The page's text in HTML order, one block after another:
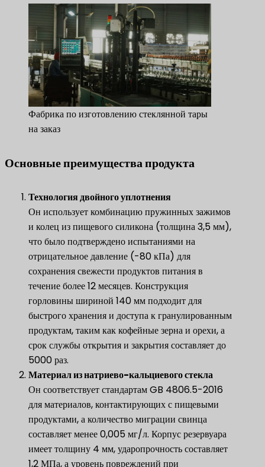
Фабрика по изготовлению стеклянной тары
на заказ
Основные преимущества продукта
Технология двойного уплотнения
Он использует комбинацию пружинных зажимов
и колец из пищевого силикона (толщина 3,5 мм),
что было подтверждено испытаниями на
отрицательное давление (-80 кПа) для
сохранения свежести продуктов питания в
течение более 12 месяцев. Конструкция
горловины шириной 140 мм подходит для
быстрого хранения и доступа к гранулированным
продуктам, таким как кофейные зерна и орехи, а
срок службы открытия и закрытия составляет до
5000 раз.
​Материал из натриево-кальциевого стекла​
Он соответствует стандартам GB 4806.5-2016
для материалов, контактирующих с пищевыми
продуктами, а количество миграции свинца
составляет менее 0,005 мг/л. Корпус резервуара
имеет толщину 4 мм, ударопрочность составляет
1,2 МПа, а уровень повреждений при